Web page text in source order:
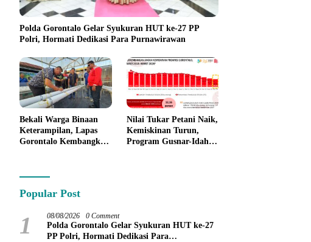
Polda Gorontalo Gelar Syukuran HUT ke-27 PP
Polri, Hormati Dedikasi Para Purnawirawan
Bekali Warga Binaan
Keterampilan, Lapas
Gorontalo Kembangkan
Nilai Tukar Petani Naik,
Kemiskinan Turun,
Program Gusnar-Idah
Popular Post
1 08/08/2026 0 Comment
Polda Gorontalo Gelar Syukuran HUT ke-27
PP Polri, Hormati Dedikasi Para